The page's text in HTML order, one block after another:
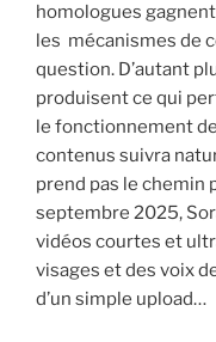
homologues
les mécanismes de
question. D’autant
produisent ce qui
le fonctionnement
contenus suivra
prend pas le chemin
septembre 2025,
vidéos courtes et
visages et des voix
d’un simple upload…